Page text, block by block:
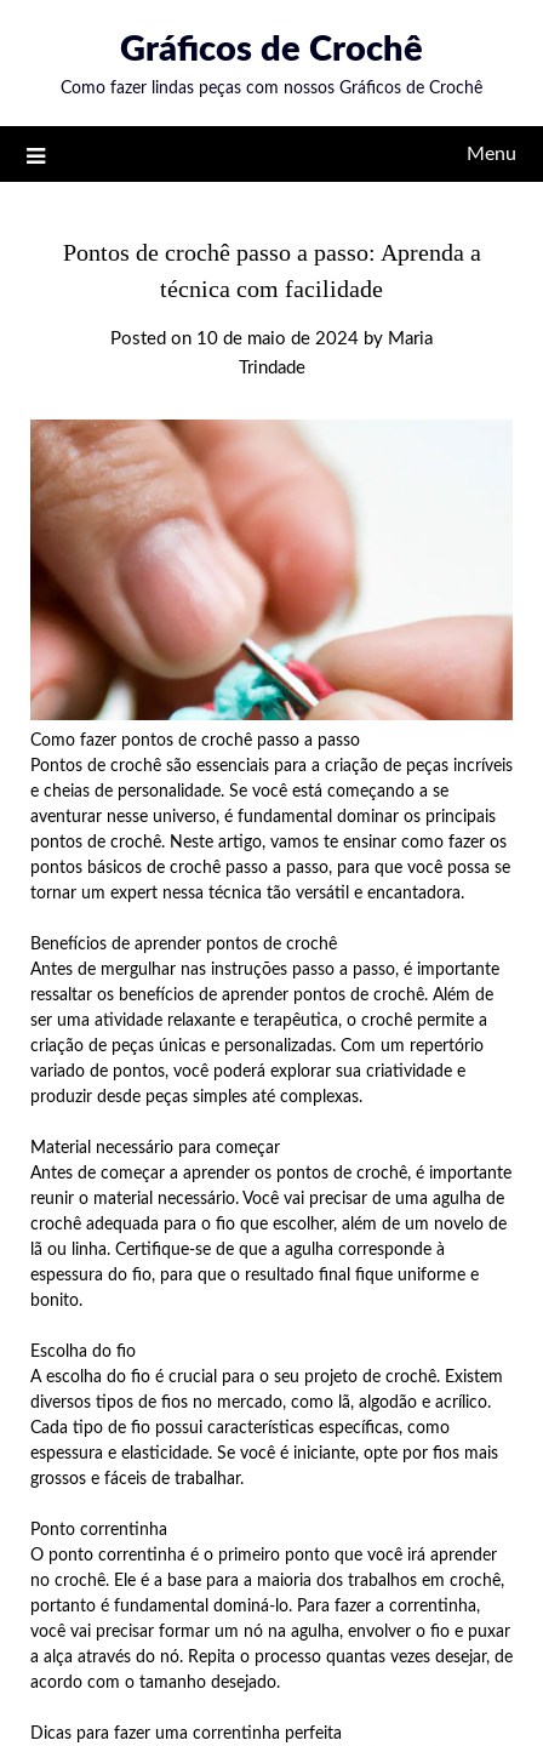
content
Gráficos de Crochê
Como fazer lindas peças com nossos Gráficos de Crochê
Menu
Pontos de crochê passo a passo: Aprenda a
técnica com facilidade
Posted on 10 de maio de 2024 by Maria
Trindade
Como fazer pontos de crochê passo a passo
Pontos de crochê são essenciais para a criação de peças incríveis
e cheias de personalidade. Se você está começando a se
aventurar nesse universo, é fundamental dominar os principais
pontos de crochê. Neste artigo, vamos te ensinar como fazer os
pontos básicos de crochê passo a passo, para que você possa se
tornar um expert nessa técnica tão versátil e encantadora.
Benefícios de aprender pontos de crochê
Antes de mergulhar nas instruções passo a passo, é importante
ressaltar os benefícios de aprender pontos de crochê. Além de
ser uma atividade relaxante e terapêutica, o crochê permite a
criação de peças únicas e personalizadas. Com um repertório
variado de pontos, você poderá explorar sua criatividade e
produzir desde peças simples até complexas.
Material necessário para começar
Antes de começar a aprender os pontos de crochê, é importante
reunir o material necessário. Você vai precisar de uma agulha de
crochê adequada para o fio que escolher, além de um novelo de
lã ou linha. Certifique-se de que a agulha corresponde à
espessura do fio, para que o resultado final fique uniforme e
bonito.
Escolha do fio
A escolha do fio é crucial para o seu projeto de crochê. Existem
diversos tipos de fios no mercado, como lã, algodão e acrílico.
Cada tipo de fio possui características específicas, como
espessura e elasticidade. Se você é iniciante, opte por fios mais
grossos e fáceis de trabalhar.
Ponto correntinha
O ponto correntinha é o primeiro ponto que você irá aprender
no crochê. Ele é a base para a maioria dos trabalhos em crochê,
portanto é fundamental dominá-lo. Para fazer a correntinha,
você vai precisar formar um nó na agulha, envolver o fio e puxar
a alça através do nó. Repita o processo quantas vezes desejar, de
acordo com o tamanho desejado.
Dicas para fazer uma correntinha perfeita